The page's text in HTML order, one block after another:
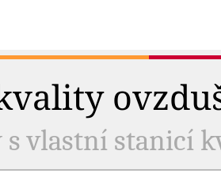
s vlastní stanicí